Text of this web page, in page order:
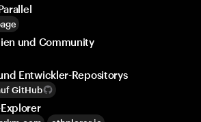
und Community
Entwickler-Repositorys
GitHub